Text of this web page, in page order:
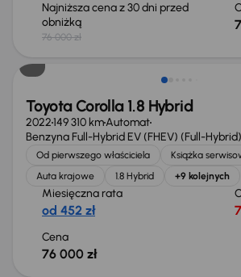
Najniższa cena z 30 dni przed
obniżką
76 000 zł
Możliwość odliczenia VAT
Toyota Corolla 1.8 Hybrid
2022149 310 kmAutomat
Benzyna Full-Hybrid EV (FHEV) (Full-Hybrid)
Od pierwszego właściciela
Książka
Auta krajowe
1.8 Hybrid +9 kolejnych
Miesięczna rata
od 452 zł
Cena
76 000 zł
Możliwość odliczenia VAT